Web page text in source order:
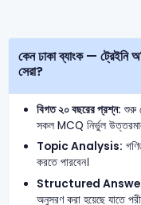
কেন ঢাকা ব্যাংক — ট্রেইনি অফিসার Written (লিখিত) প্রশ্ন ব্যাংকটি
সেরা?
বিগত ২০ বছরের প্রশ্ন: শুরু
সকল MCQ নির্ভুল
Topic Analysis:
করতে পারবেন।
Structured
অনুসরণ করা হয়েছে যাতে